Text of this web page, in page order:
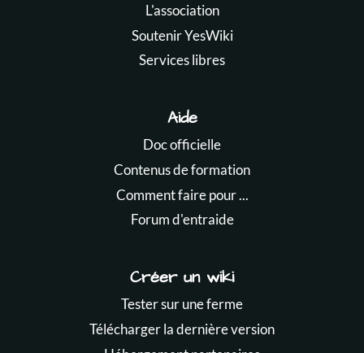
L'association
Soutenir YesWiki
Services libres
Aide
Doc officielle
Contenus de formation
Comment faire pour ...
Forum d'entraide
Créer un wiki
Tester sur une ferme
Télécharger la dernière version